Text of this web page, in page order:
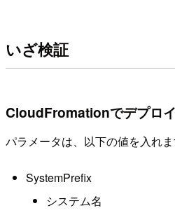
いざ検証
CloudFromationでデプロイ
パラメータは、以下の値を入れま
SystemPrefix
システム名